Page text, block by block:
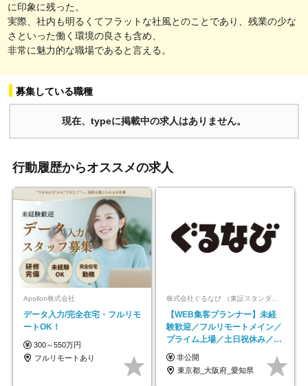
に印象に残った。
実際、社内も明るくてフラットな社風とのことであり、残業の少な
さといった働く環境の良さも含め、
非常に魅力的な職場であると言える。
募集している職種
現在、typeに掲載中の求人はありません。
行動履歴からオススメの求人
Apollon株式会社
データ入力/完全在宅・フルリモ
ートOK！
300～550万円
フルリモートあり
株式会社ぐるなび （東証スタンダード上場）
【WEB集客プランナー】未経
験歓迎／フルリモートメイン／
プライム上場／土日祝休み／東
京・大阪・名古屋
非公開
東京都_大阪府_愛知県